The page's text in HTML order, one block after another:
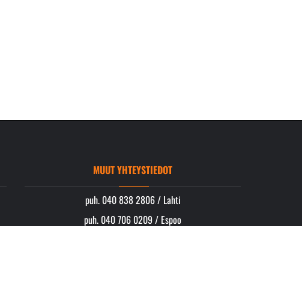
MUUT YHTEYSTIEDOT
puh. 040 838 2806 / Lahti
puh. 040 706 0209 / Espoo